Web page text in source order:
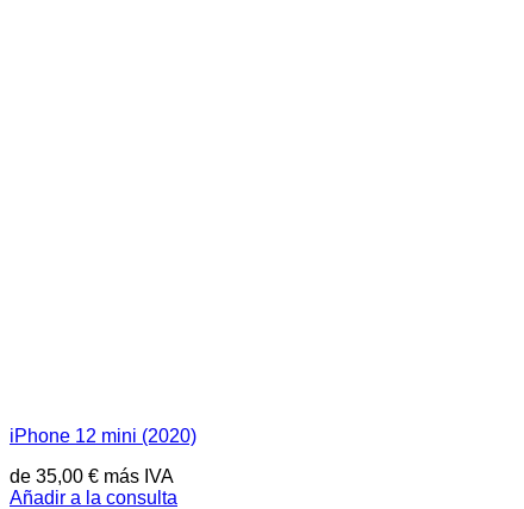
iPhone 12 mini (2020)
de 35,00 € más IVA
Añadir a la consulta